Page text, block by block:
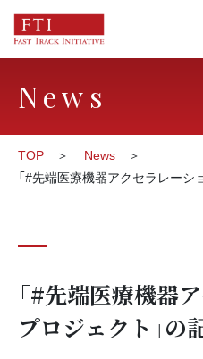
News
TOP
News
「#先端医療機器アクセラレーシ
「#先端医療機器
プロジェクト」の